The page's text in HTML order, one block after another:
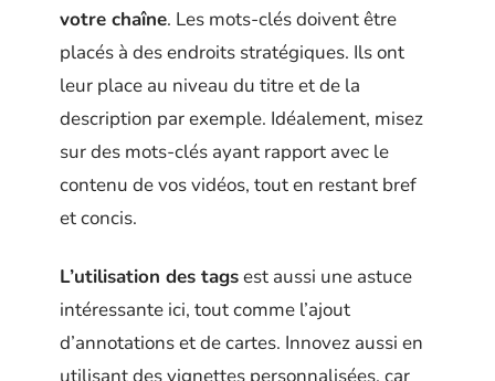
votre chaîne. Les mots-clés doivent être
placés à des endroits stratégiques. Ils ont
leur place au niveau du titre et de la
description par exemple. Idéalement, misez
sur des mots-clés ayant rapport avec le
contenu de vos vidéos, tout en restant bref
et concis.
L’utilisation des tagsest aussi une astuce
intéressante ici, tout comme l’ajout
d’annotations et de cartes. Innovez aussi en
utilisant des vignettes personnalisées, car